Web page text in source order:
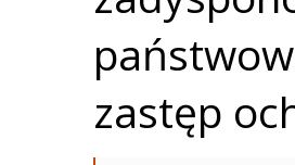
zastęp